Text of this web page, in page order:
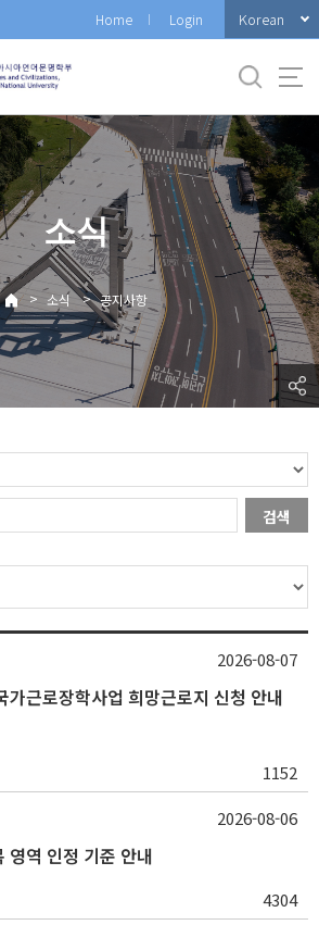
Home Login Korean
소식
> 소식 > 공지사항
검색
근로장학사업 희망근로지 신청 안내
1152
2026-08-07
영역 인정 기준 안내
4304
2026-08-06